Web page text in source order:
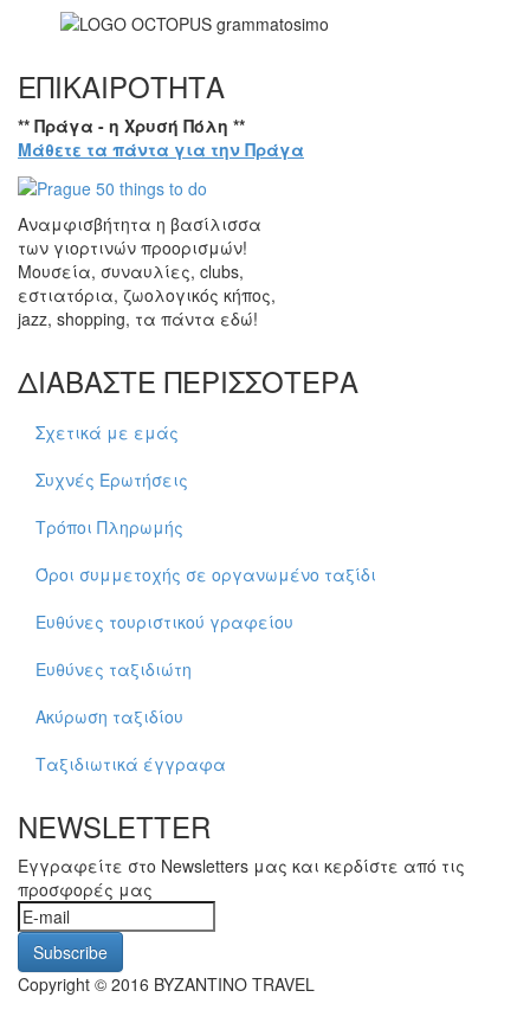
ΕΠΙΚΑΙΡΟΤΗΤΑ
** Πράγα - η Χρυσή Πόλη **
Μάθετε τα πάντα για την Πράγα
Αναμφισβήτητα η βασίλισσα
των γιορτινών προορισμών!
Μουσεία, συναυλίες, clubs,
εστιατόρια, ζωολογικός κήπος,
jazz, shopping, τα πάντα εδώ!
ΔΙΑΒΑΣΤΕ ΠΕΡΙΣΣΟΤΕΡΑ
Σχετικά με εμάς
Συχνές Ερωτήσεις
Τρόποι Πληρωμής
Όροι συμμετοχής σε οργανωμένο ταξίδι
Ευθύνες τουριστικού γραφείου
Ευθύνες ταξιδιώτη
Ακύρωση ταξιδίου
Ταξιδιωτικά έγγραφα
NEWSLETTER
Εγγραφείτε στο Newsletters μας και κερδίστε από τις
προσφορές μας
Copyright © 2016 BYZANTINO TRAVEL